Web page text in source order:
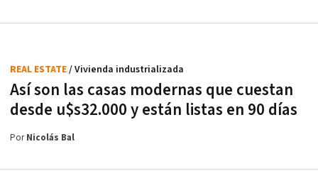
Así son las casas modernas que cuestan
desde u$s32.000 y están listas en 90 días
REAL ESTATE/ Vivienda industrializada
PorNicolás Bal